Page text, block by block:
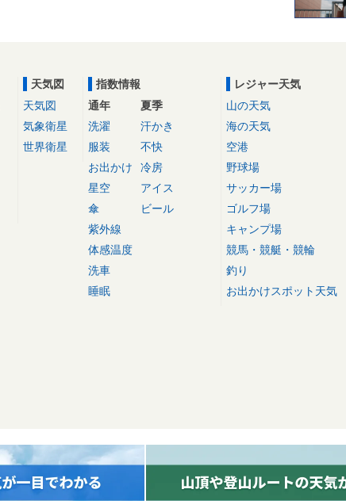
天気図
天気図
気象衛星
世界衛星
指数情報
通年
洗濯
服装
お出かけ
星空
傘
紫外線
体感温度
洗車
睡眠
夏季
汗かき
不快
冷房
アイス
ビール
レジャー天気
山の天気
海の天気
空港
野球場
サッカー場
ゴルフ場
キャンプ場
競馬・競艇・競輪
釣り
お出かけスポット天気